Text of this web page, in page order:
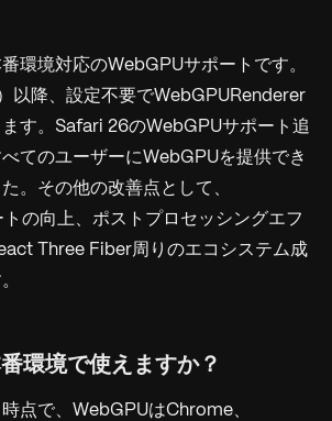
環境対応のWebGPUサポートです。
以降、設定不要でWebGPURenderer
す。Safari 26のWebGPUサポート追
てのユーザーにWebGPUを提供でき
。その他の改善点として、
の向上、ポストプロセッシングエフ
Three Fiber周りのエコシステム成
環境で使えますか？
点で、WebGPUはChrome、